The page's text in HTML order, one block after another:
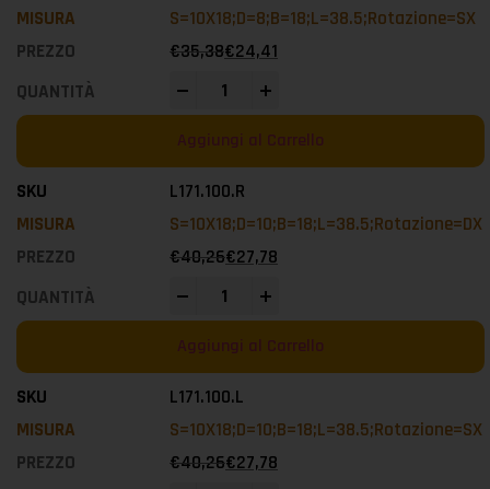
S=10X18;D=8;B=18;L=38.5;Rotazione=SX
€35,38€24,41
Aggiungi al Carrello
L171.100.R
S=10X18;D=10;B=18;L=38.5;Rotazione=DX
€40,26€27,78
Aggiungi al Carrello
L171.100.L
S=10X18;D=10;B=18;L=38.5;Rotazione=SX
€40,26€27,78